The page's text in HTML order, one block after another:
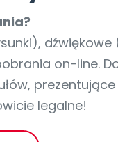
Wydanie
Akademia
E-
∞Pakiet
Pełen
dźwiękowe
on-line.
legalne!